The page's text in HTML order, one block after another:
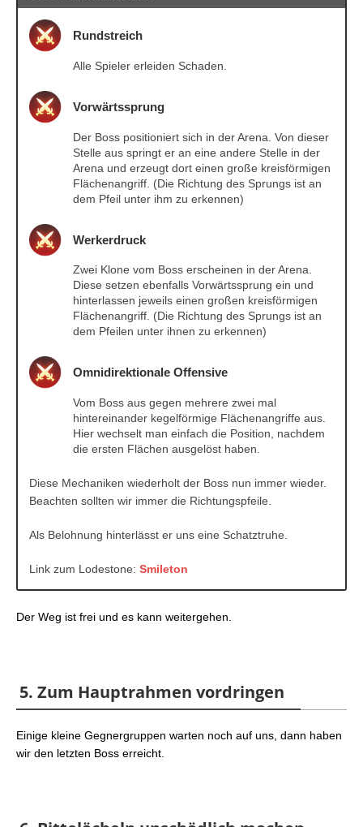
Rundstreich
Alle Spieler erleiden Schaden.
Vorwärtssprung
Der Boss positioniert sich in der Arena. Von dieser
Stelle aus springt er an eine andere Stelle in der
Arena und erzeugt dort einen große kreisförmigen
Flächenangriff. (Die Richtung des Sprungs ist an
dem Pfeil unter ihm zu erkennen)
Werkerdruck
Zwei Klone vom Boss erscheinen in der Arena.
Diese setzen ebenfalls Vorwärtssprung ein und
hinterlassen jeweils einen großen kreisförmigen
Flächenangriff. (Die Richtung des Sprungs ist an
dem Pfeilen unter ihnen zu erkennen)
Omnidirektionale Offensive
Vom Boss aus gegen mehrere zwei mal
hintereinander kegelförmige Flächenangriffe aus.
Hier wechselt man einfach die Position, nachdem
die ersten Flächen ausgelöst haben.
Diese Mechaniken wiederholt der Boss nun immer wieder.
Beachten sollten wir immer die Richtungspfeile.
Als Belohnung hinterlässt er uns eine Schatztruhe.
Link zum Lodestone: Smileton
Der Weg ist frei und es kann weitergehen.
5. Zum Hauptrahmen vordringen
Einige kleine Gegnergruppen warten noch auf uns, dann haben
wir den letzten Boss erreicht.